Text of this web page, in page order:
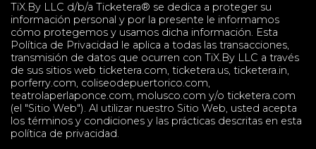
TiX.By LLC d/b/a Ticketera® se dedica a proteger su
información personal y por la presente le informamos
cómo protegemos y usamos dicha información. Esta
Política de Privacidad le aplica a todas las transacciones,
transmisión de datos que ocurren con TiX.By LLC a través
de sus sitios web ticketera.com, ticketera.us, ticketera.in,
porferry.com, coliseodepuertorico.com,
teatrolaperlaponce.com, molusco.com y/o ticketera.com
(el "Sitio Web"). Al utilizar nuestro Sitio Web, usted acepta
los términos y condiciones y las prácticas descritas en esta
política de privacidad.